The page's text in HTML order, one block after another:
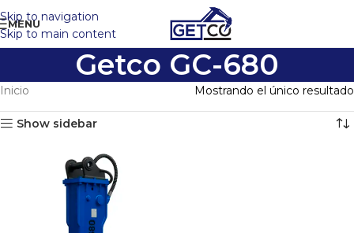
Skip to navigation
Skip to main content
MENU
Getco GC-680
Inicio Mostrando el único resultado
Show sidebar